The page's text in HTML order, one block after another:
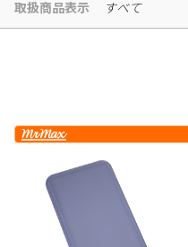
取扱商品表示 すべて